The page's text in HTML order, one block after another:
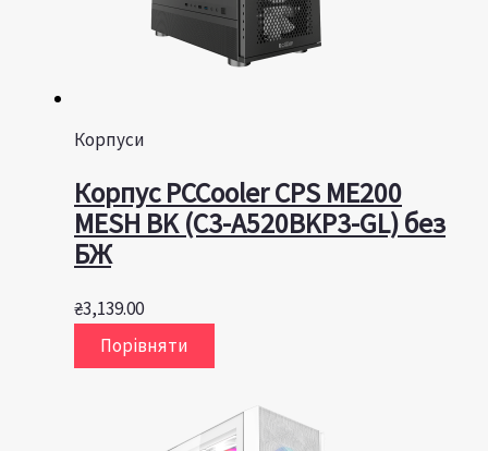
Корпуси
Корпус PCCooler CPS ME200
MESH BK (C3-A520BKP3-GL) без
БЖ
₴3,139.00
Порівняти